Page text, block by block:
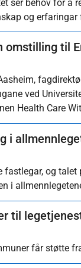
ser behov for å
og
omstilling til
ved
Health Care
i
fastlegar, og
i
til
får støtte